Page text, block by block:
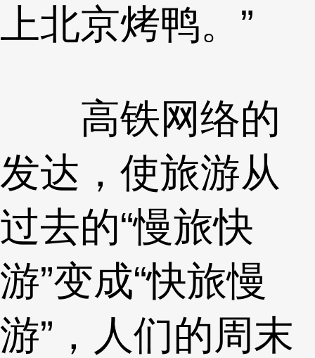
上北京烤鸭。”
高铁网络的
发达，使旅游从
过去的“慢旅快
游”变成“快旅慢
游”，人们的周末